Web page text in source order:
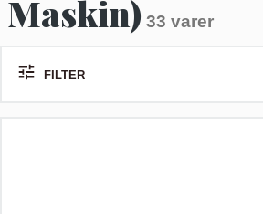
Maskin) 33 varer
FILTER